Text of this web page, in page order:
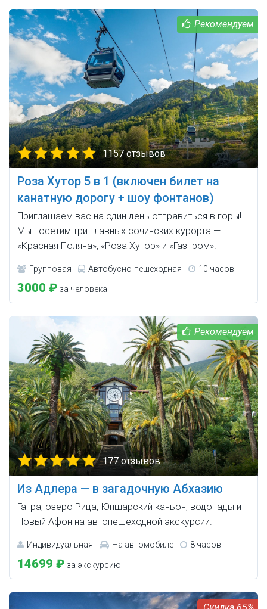
1157 отзывов
Роза Хутор 5 в 1 (включен билет на
канатную дорогу + шоу фонтанов)
Приглашаем вас на один день отправиться в горы!
Мы посетим три главных сочинских курорта —
«Красная Поляна», «Роза Хутор» и «Газпром».
Групповая Автобусно-пешеходная 10 часов
3000 ₽ за человека
177 отзывов
Из Адлера — в загадочную Абхазию
Гагра, озеро Рица, Юпшарский каньон, водопады и
Новый Афон на автопешеходной экскурсии.
Индивидуальная На автомобиле 8 часов
14699 ₽ за экскурсию